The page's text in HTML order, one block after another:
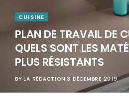
CUISINE
PLAN DE TRAVAIL DE
QUELS SONT LES
PLUS RÉSISTANTS
BY LA RÉDACTION 3 DÉCEMBRE 2019